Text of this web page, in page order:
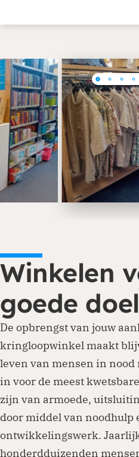
Winkelen
goede doel
De opbrengst van jouw
kringloopwinkel maakt
leven van mensen in
in voor de meest
zijn van armoede,
door middel van noodhulp
ontwikkelingswerk.
honderdduizenden